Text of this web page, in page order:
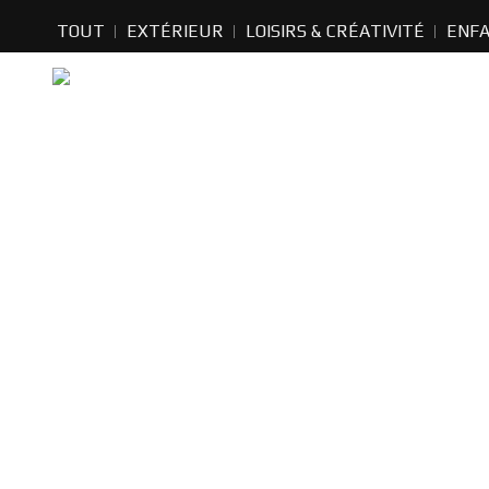
TOUT EXTÉRIEUR LOISIRS & CRÉATIVITÉ